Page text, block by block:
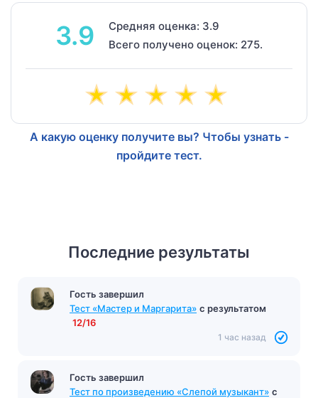
3.9
Средняя оценка: 3.9
Всего получено оценок: 275.
А какую оценку получите вы? Чтобы узнать -
пройдите тест.
Последние результаты
Гость завершил
Тест «Мастер и Маргарита» с результатом
12/16
1 час назад
Гость завершил
Тест по произведению «Слепой музыкант» с